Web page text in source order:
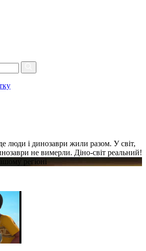
люди і динозаври жили разом. У світ,
не вимерли. Діно-світ реальний!
регіоні